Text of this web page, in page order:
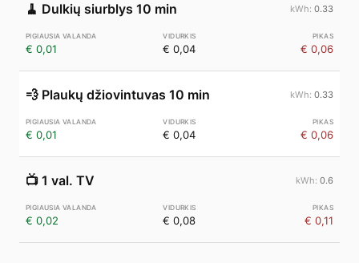
🧹 Dulkių siurblys 10 min 0.33
€ 0,01 € 0,04 € 0,06
💨 Plaukų džiovintuvas 10 min 0.33
€ 0,01 € 0,04 € 0,06
📺 1 val. TV 0.6
€ 0,02 € 0,08 € 0,11